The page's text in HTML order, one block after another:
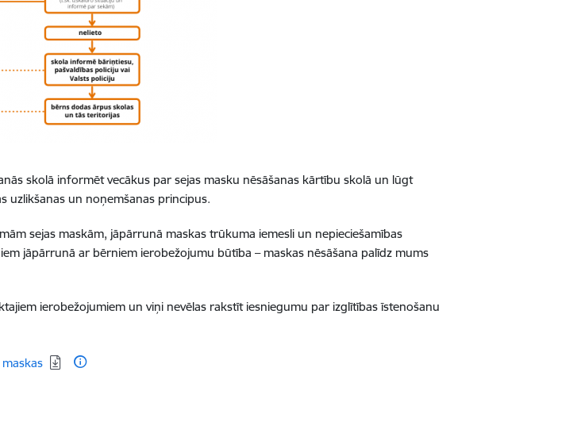
skolā informēt vecākus par sejas masku nēsāšanas kārtību skolā un lūgt
uzlikšanas un noņemšanas principus.
sejas maskām, jāpārrunā maskas trūkuma iemesli un nepieciešamības
jāpārrunā ar bērniem ierobežojumu būtība – maskas nēsāšana palīdz mums
ierobežojumiem un viņi nevēlas rakstīt iesniegumu par izglītības īstenošanu